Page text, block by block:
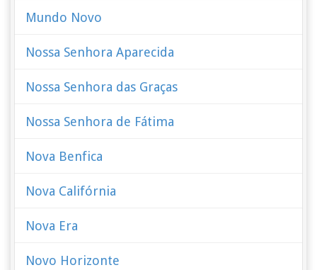
Mundo Novo
Nossa Senhora Aparecida
Nossa Senhora das Graças
Nossa Senhora de Fátima
Nova Benfica
Nova Califórnia
Nova Era
Novo Horizonte